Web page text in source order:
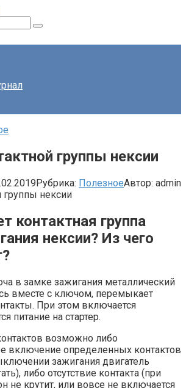
группы нексии
Рубрика: ПолезноеАвтор: admin
контактная группа
нексии? Из чего
в замке зажигания металлический
вместе с ключом, перемыкает
При этом включается
питание на стартер.
возможно либо
включение определенных контактов
зажигания двигатель
либо отсутствие контакта (при
не крутит, или вовсе не включается